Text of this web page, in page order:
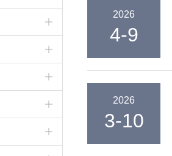
2026
4-9
2026
3-10